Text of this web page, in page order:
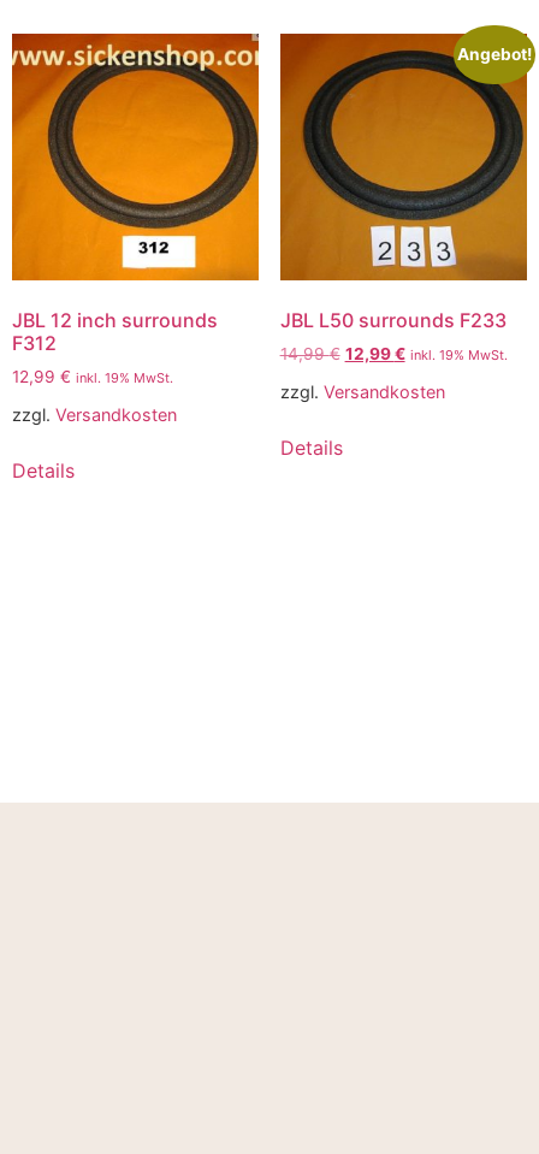
JBL 12 inch surrounds
F312
12,99 € inkl. 19% MwSt.
zzgl. Versandkosten
Details
Angebot!
JBL L50 surrounds F233
14,99€ 12,99€ inkl. 19% MwSt.
zzgl. Versandkosten
Details